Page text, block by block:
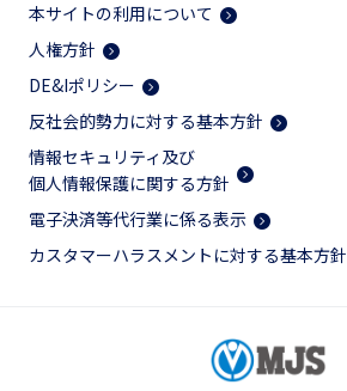
本サイトの利用について
人権方針
DE&Iポリシー
反社会的勢力に対する基本方針
情報セキュリティ及び
個人情報保護に関する方針
電子決済等代行業に係る表示
カスタマーハラスメントに対する基本方針